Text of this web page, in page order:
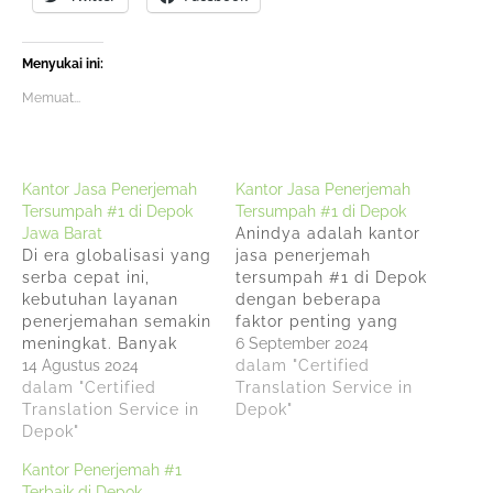
Menyukai ini:
Memuat...
Kantor Jasa Penerjemah
Tersumpah #1 di Depok
Jawa Barat
Di era globalisasi yang
serba cepat ini,
kebutuhan layanan
penerjemahan semakin
meningkat. Banyak
individu maupun
organisasi yang
memerlukan
penerjemahan
untuk keperluan bisnis,
14 Agustus 2024
dalam "Certified
Translation Service in
Depok"
Kantor Jasa Penerjemah
Tersumpah #1 di Depok
Anindya adalah kantor
jasa penerjemah
tersumpah #1 di Depok
dengan beberapa
faktor penting yang
perlu Anda
pertimbangkan:
Kredibilitas dan
Pengalaman: Anindya
6 September 2024
dalam "Certified
Translation Service in
Depok"
Kantor Penerjemah #1